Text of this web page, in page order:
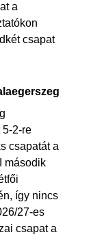
a
csapat
5-2-re
csapatát a
második
így nincs
27-es
csapat a